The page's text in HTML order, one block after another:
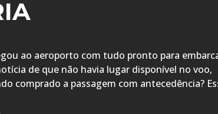
ao aeroporto com tudo pronto para
de que não havia lugar disponível no voo,
comprado a passagem com antecedência?